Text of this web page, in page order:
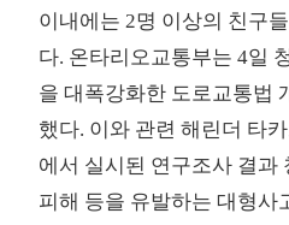
이내에는 2명 이상의 친구
다. 온타리오교통부는 4일
을 대폭강화한 도로교통법
했다. 이와 관련 해린더 타
에서 실시된 연구조사 결과
피해 등을 유발하는 대형사